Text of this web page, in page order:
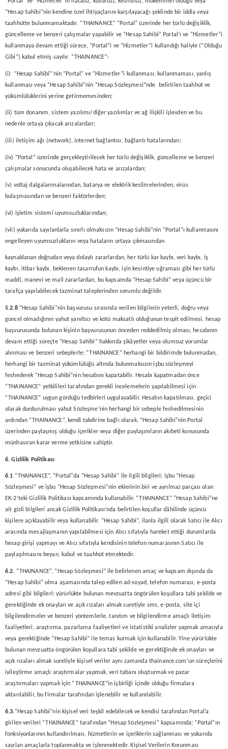
“Hesap Sahibi”nin kendine özel ihtiyaçlarını karşılayacağı şeklinde bir iddia veya
taahhütte bulunmamaktadır. “THAINANCE” “Portal” üzerinde her türlü değişiklik,
güncelleme ve benzeri çalışmalar yapabilir ve “Hesap Sahibi” Portal’ı ve “Hizmetler”i
kullanmaya devam ettiği sürece, “Portal”i ve “Hizmetler”i kullandığı haliyle (“Olduğu
Gibi”) kabul etmiş sayılır. “THAINANCE”:
(i) “Hesap Sahibi”’nin “Portal” ve “Hizmetler”i kullanması, kullanmaması, yanlış
kullanması veya “Hesap Sahibi”nin “Hesap Sözleşmesi”nde belirtilen taahhüt ve
yükümlülüklerini yerine getirmemesinden;
(ii) tüm donanım, sistem yazılımı/diğer yazılımlar ve ağ ilişkili işlevden ve bu
nedenle ortaya çıkacak arızalardan;
(iii) iletişim ağı (network), internet bağlantısı, bağlantı hatalarından;
(iv) “Portal” üzerinde gerçekleştirilecek her türlü değişiklik, güncelleme ve benzeri
çalışmalar sonucunda oluşabilecek hata ve arızalardan;
(v) voltaj dalgalanmalarından, batarya ve elektrik kesilmelerinden, virüs
bulaşmasından ve benzeri faktörlerden;
(vi) işletim sistemi uyumsuzluklarından;
(vii) yukarıda sayılanlarla sınırlı olmaksızın “Hesap Sahibi”nin “Portal”ı kullanmasını
engelleyen uyumsuzlukların veya hataların ortaya çıkmasından
kaynaklanan doğrudan veya dolaylı zararlardan, her türlü kar kaybı, veri kaybı, iş
kaybı, itibar kaybı, beklenen tasarrufun kaybı, işin kesintiye uğraması gibi her türlü
maddi, manevi ve mali zararlardan, bu kapsamda “Hesap Sahibi” veya üçüncü bir
tarafça yapılabilecek tazminat taleplerinden sorumlu değildir.
5.2.8“Hesap Sahibi”nin başvurusu sırasında verilen bilgilerin yeterli, doğru veya
güncel olmadığının yahut yanıltıcı ve kötü maksatlı olduğunun tespit edilmesi, hesap
başvurusunda bulunan kişinin başvurusunun önceden reddedilmiş olması, hesabının
devam ettiği süreçte “Hesap Sahibi” hakkında şikâyetler veya olumsuz yorumlar
alınması ve benzeri sebeplerle; “THAINANCE” herhangi bir bildirimde bulunmadan,
herhangi bir tazminat yükümlülüğü altında bulunmaksızın işbu sözleşmeyi
feshederek “Hesap Sahibi”nin hesabını kapatabilir. Hesabı kapatmadan önce
“THAINANCE” yetkilileri tarafından gerekli incelemelerin yapılabilmesi için
“THAINANCE” uygun gördüğü tedbirleri uygulayabilir. Hesabın kapatılması, geçici
olarak durdurulması yahut Sözleşme’nin herhangi bir sebeple feshedilmesinin
ardından “THAINANCE”, kendi takdirine bağlı olarak, “Hesap Sahibi”nin Portal
üzerinden paylaşmış olduğu içerikler veya diğer paylaşımların akıbeti konusunda
münhasıran karar verme yetkisine sahiptir.
6. Gizlilik Politikası
6.1 “THAINANCE”, "Portal"da "Hesap Sahibi” ile ilgili bilgileri; işbu “Hesap
Sözleşmesi” ve işbu “Hesap Sözleşmesi”nin eklerinin biri ve ayrılmaz parçası olan
EK-2’teki Gizlilik Politikası kapsamında kullanabilir. “THAINANCE” "Hesap Sahibi”ne
ait gizli bilgileri ancak Gizlilik Politikası’nda belirtilen koşullar dâhilinde üçüncü
kişilere açıklayabilir veya kullanabilir. “Hesap Sahibi”, ilanla ilgili olarak Satıcı ile Alıcı
arasında mesajlaşmanın yapılabilmesi için Alıcı sıfatıyla hareket ettiği durumlarda
hesap girişi yapmayı ve Alıcı sıfatıyla kendisinin telefon numarasının Satıcı ile
paylaşılmasını beyan, kabul ve taahhüt etmektedir.
6.2. “THAINANCE”, “Hesap Sözleşmesi” ile belirlenen amaç ve kapsam dışında da
“Hesap Sahibi” olma aşamasında talep edilen ad-soyad, telefon numarası, e-posta
adresi gibi bilgileri; yürürlükte bulunan mevzuatta öngörülen koşullara tabi şekilde ve
gerektiğinde ek onayları ve açık rızaları almak suretiyle sms, e-posta, site içi
bilgilendirmeler ve benzeri yöntemlerle, tanıtım ve bilgilendirme amaçlı iletişim
faaliyetleri, araştırma, pazarlama faaliyetleri ve istatistikî analizler yapmak amacıyla
veya gerektiğinde “Hesap Sahibi” ile temas kurmak için kullanabilir. Yine yürürlükte
bulunan mevzuatta öngörülen koşullara tabi şekilde ve gerektiğinde ek onayları ve
açık rızaları almak suretiyle kişisel veriler aynı zamanda thainance.com’un süreçlerini
iyileştirme amaçlı araştırmalar yapmak, veri tabanı oluşturmak ve pazar
araştırmaları yapmak için “THAINANCE”in işbirliği içinde olduğu firmalara
aktarılabilir, bu firmalar tarafından işlenebilir ve kullanılabilir.
6.3."Hesap Sahibi”nin kişisel veri teşkil edebilecek ve kendisi tarafından Portal’a
girilen verileri “THAINANCE” tarafından “Hesap Sözleşmesi” kapsamında; “Portal”ın
fonksiyonlarının kullandırılması, hizmetlerin ve içeriklerin sağlanması ve yukarıda
sayılan amaçlarla toplanmakta ve işlenmektedir. Kişisel Verilerin Korunması